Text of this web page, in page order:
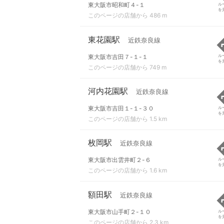
東大阪市昭和町４-１
このページの店舗から 486 m
ル
を
東花園駅 近鉄奈良線
東大阪市吉田７-１-１
このページの店舗から 749 m
ル
を
河内花園駅 近鉄奈良線
東大阪市吉田１-１-３０
このページの店舗から 1.5 km
ル
を
枚岡駅 近鉄奈良線
東大阪市出雲井町２-６
このページの店舗から 1.6 km
ル
を
額田駅 近鉄奈良線
東大阪市山手町２-１０
このページの店舗から 2.3 km
ル
を